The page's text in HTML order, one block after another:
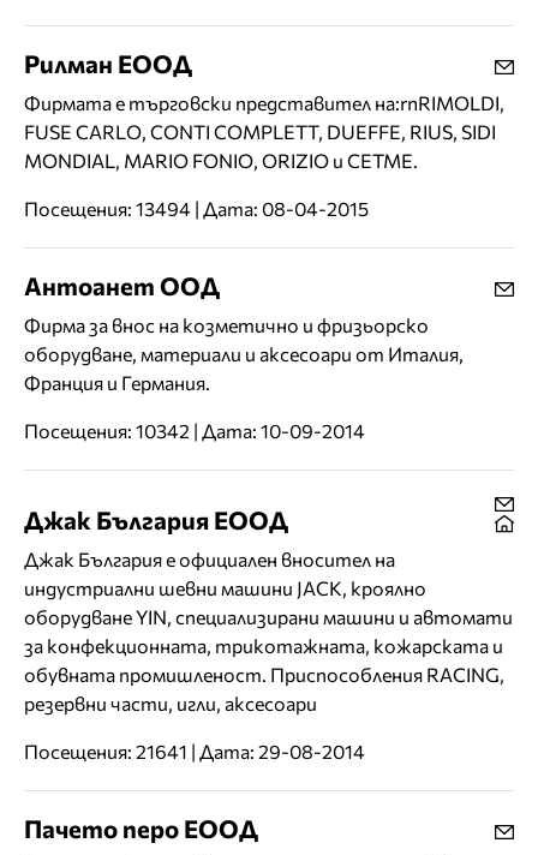
Рилман ЕООД
Фирмата е търговски представител на:rnRIMOLDI,
FUSE CARLO, CONTI COMPLETT, DUEFFE, RIUS, SIDI
MONDIAL, MARIO FONIO, ORIZIO и CETME.
Посещения: 13494 | Дата: 08-04-2015
Антоанет ООД
Фирма за внос на козметично и фризьорско
оборудване, материали и аксесоари от Италия,
Франция и Германия.
Посещения: 10342 | Дата: 10-09-2014
Джак България ЕООД
Джак България е официален вносител на
индустриални шевни машини JACK, кроялно
оборудване YIN, специализирани машини и автомати
за конфекционната, трикотажната, кожарската и
обувната промишленост. Приспособления RACING,
резервни части, игли, аксесоари
Посещения: 21641 | Дата: 29-08-2014
Пачето перо ЕООД